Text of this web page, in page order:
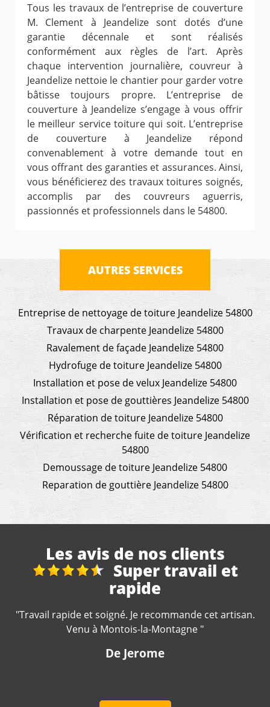
Tous les travaux de l’entreprise de couverture
M. Clement à Jeandelize sont dotés d’une
garantie décennale et sont réalisés
conformément aux règles de l’art. Après
chaque intervention journalière, couvreur à
Jeandelize nettoie le chantier pour garder votre
bâtisse toujours propre. L’entreprise de
couverture à Jeandelize s’engage à vous offrir
le meilleur service toiture qui soit. L’entreprise
de couverture à Jeandelize répond
convenablement à votre demande tout en
vous offrant des garanties et assurances. Ainsi,
vous bénéficierez des travaux toitures soignés,
accomplis par des couvreurs aguerris,
passionnés et professionnels dans le 54800.
AUTRES SERVICES
Entreprise de nettoyage de toiture Jeandelize 54800
Travaux de charpente Jeandelize 54800
Ravalement de façade Jeandelize 54800
Hydrofuge de toiture Jeandelize 54800
Installation et pose de velux Jeandelize 54800
Installation et pose de gouttières Jeandelize 54800
Réparation de toiture Jeandelize 54800
Vérification et recherche fuite de toiture Jeandelize
54800
Demoussage de toiture Jeandelize 54800
Reparation de gouttière Jeandelize 54800
Les avis de nos clients
Réfection toiture de
véranda + gouttières maison
"Excellent travail de la part de cette entreprise. Travail
soigné. Artisan très impliqué dans la réalisation de nos
fortement."